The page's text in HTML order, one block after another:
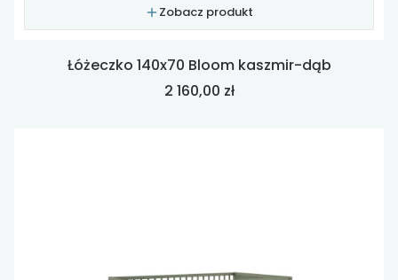
Zobacz produkt
Łóżeczko 140x70 Bloom kaszmir-dąb
Cena
2 160,00 zł